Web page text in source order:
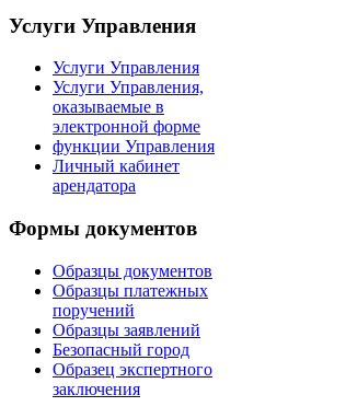
Услуги Управления
Услуги Управления
Услуги Управления,
оказываемые в
электронной форме
функции Управления
Личный кабинет
арендатора
Формы документов
Образцы документов
Образцы платежных
поручений
Образцы заявлений
Безопасный город
Образец экспертного
заключения